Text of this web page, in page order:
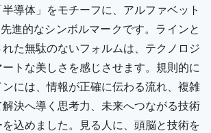
半導体」をモチーフに、アルファベット
進的なシンボルマークです。ラインと
た無駄のないフォルムは、テクノロジ
トな美しさを感じさせます。規則的に
には、情報が正確に伝わる流れ、複雑
決へ導く思考力、未来へつながる技術
込めました。見る人に、頭脳と技術を